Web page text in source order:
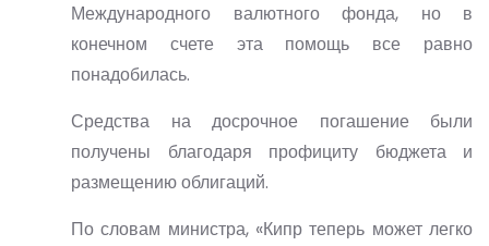
Международного валютного фонда, но в
конечном счете эта помощь все равно
понадобилась.
Средства на досрочное погашение были
получены благодаря профициту бюджета и
размещению облигаций.
По словам министра, «Кипр теперь может легко